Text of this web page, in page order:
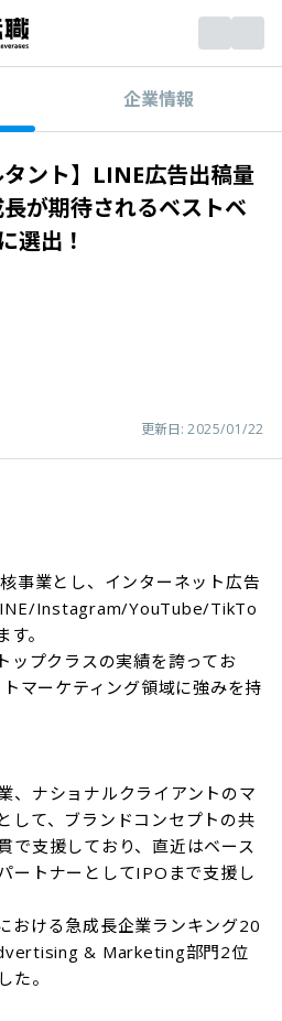
企業情報
タント】LINE広告出稿量
が期待されるベストベ
選出！
更新日: 2025/01/22
事業とし、インターネット広告
Instagram/YouTube/TikTo
。
ップクラスの実績を誇ってお
マーケティング領域に強みを持
、ナショナルクライアントのマ
して、ブランドコンセプトの共
で支援しており、直近はベース
ートナーとしてIPOまで支援し
おける急成長企業ランキング20
& Marketing部門2位
た。